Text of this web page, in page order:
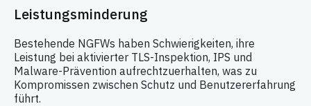
Leistungsminderung
Bestehende NGFWs haben Schwierigkeiten, ihre
Leistung bei aktivierter TLS-Inspektion, IPS und
Malware-Prävention aufrechtzuerhalten, was zu
Kompromissen zwischen Schutz und Benutzererfahrung
führt.